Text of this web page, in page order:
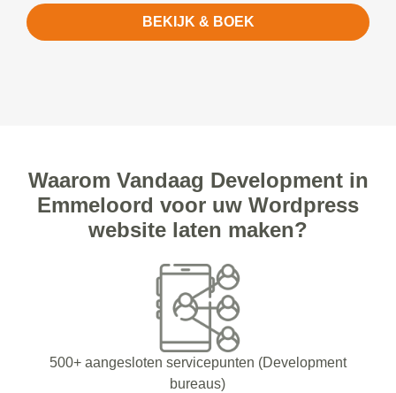
BEKIJK & BOEK
Waarom Vandaag Development in
Emmeloord voor uw Wordpress
website laten maken?
500+ aangesloten servicepunten (Development
bureaus)